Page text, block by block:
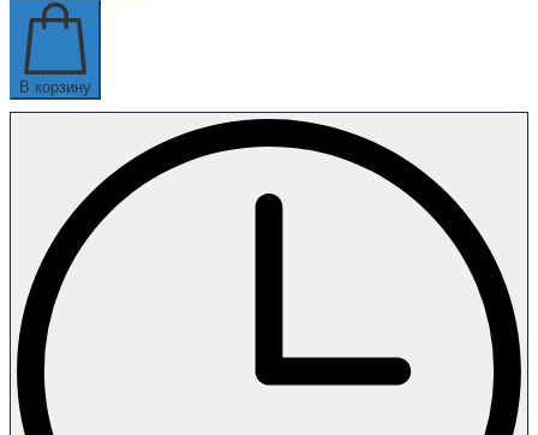
В корзину